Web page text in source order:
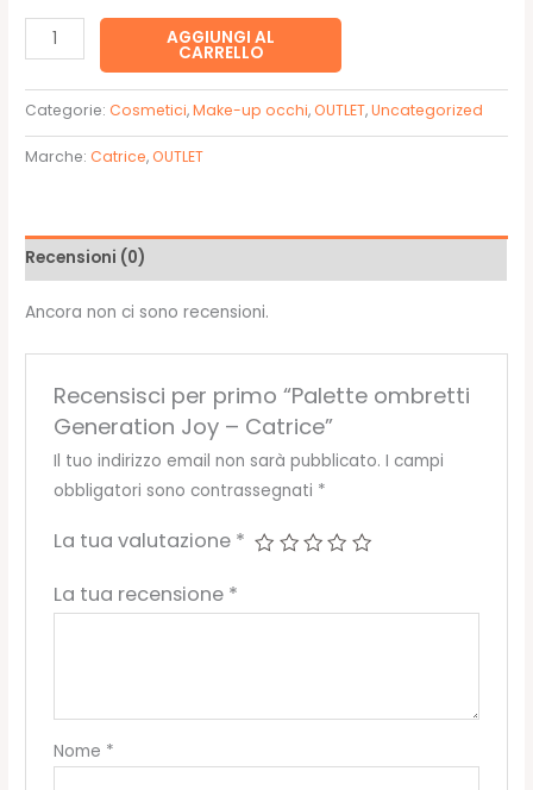
11,89€.5,95€.
Palette
ombretti
Generation
Joy
-
AGGIUNGI AL
CARRELLO
Categorie:Cosmetici,Make-up occhi,OUTLET,Uncategorized
Marche:Catrice,OUTLET
Recensioni (0)
Ancora non ci sono recensioni.
Recensisci per primo “Palette ombretti
Generation Joy – Catrice”
Il tuo indirizzo email non sarà pubblicato. I campi
obbligatori sono contrassegnati *
La tua valutazione *
La tua recensione *
Nome *